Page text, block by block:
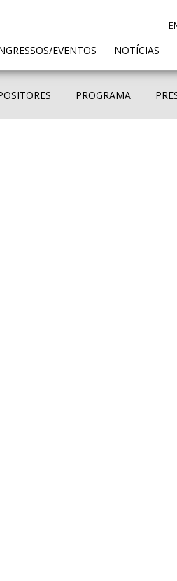
EVENTOS NOTÍCIAS
PROGRAMA